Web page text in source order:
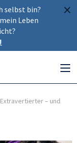
×
selbst bin?
Leben
– und